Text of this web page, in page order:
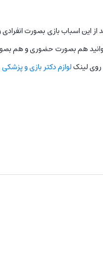
این اسباب بازی بصورت
توانید هم بصورت حضوری و هم
لینکلوازم دکتر بازی و پزشکی